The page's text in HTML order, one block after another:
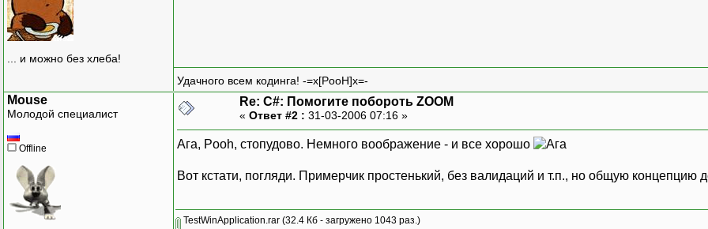
... и можно без хлеба!
Удачного всем кодинга! -=x[PooH]x=-
Mouse
Молодой специалист
Offline
Re: C#: Помогите побороть ZOOM
« Ответ #2 : 31-03-2006 07:16 »
Ага, Pooh, стопудово. Немного воображение - и все хорошо
Вот кстати, погляди. Примерчик простенький, без валидаций и т.п., но общую концепцию
TestWinApplication.rar (32.4 Кб - загружено 1043 раз.)